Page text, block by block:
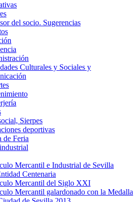
del socio. Sugerencias
Culturales y Sociales y
Sierpes
deportivas
de Feria
Mercantil e Industrial de Sevilla
Centenaria
Mercantil del Siglo XXI
Mercantil galardonado con la Medalla